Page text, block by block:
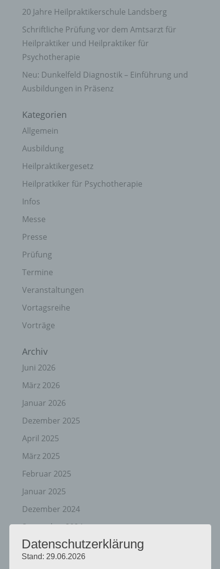
20 Jahre Heilpraktikerschule Landsberg
Schriftliche Prüfung vor dem Amtsarzt für
Heilpraktiker und Heilpraktiker für
Psychotherapie
Neu: Dunkelfeld Diagnostik – Einführung und
Ausbildungen in Präsenz
Kategorien
Allgemein
Ausbildung
Heilpraktikergesetz
Heilpratkiker für Psychotherapie
Infos
Messe
Presse
Prüfung
Termine
Veranstaltungen
Vortagsreihe
Vorträge
Archiv
Juni 2026
März 2026
Januar 2026
Dezember 2025
April 2025
März 2025
Februar 2025
Januar 2025
Dezember 2024
September 2024
August 2024
April 2024
Datenschutzerklärung
Stand: 29.06.2026